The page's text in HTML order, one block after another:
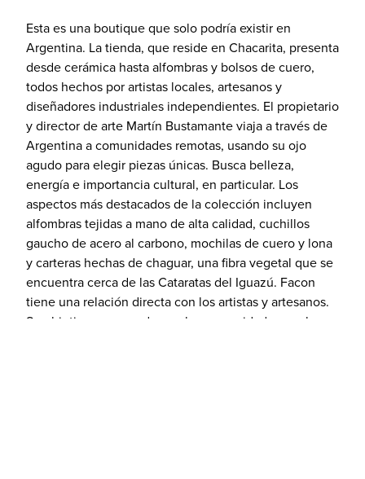
Esta es una boutique que solo podría existir en
Argentina. La tienda, que reside en Chacarita, presenta
desde cerámica hasta alfombras y bolsos de cuero,
todos hechos por artistas locales, artesanos y
diseñadores industriales independientes. El propietario
y director de arte Martín Bustamante viaja a través de
Argentina a comunidades remotas, usando su ojo
agudo para elegir piezas únicas. Busca belleza,
energía e importancia cultural, en particular. Los
aspectos más destacados de la colección incluyen
alfombras tejidas a mano de alta calidad, cuchillos
gaucho de acero al carbono, mochilas de cuero y lona
y carteras hechas de chaguar, una fibra vegetal que se
encuentra cerca de las Cataratas del Iguazú. Facon
tiene una relación directa con los artistas y artesanos.
Su objetivo es empoderar a las comunidades rurales